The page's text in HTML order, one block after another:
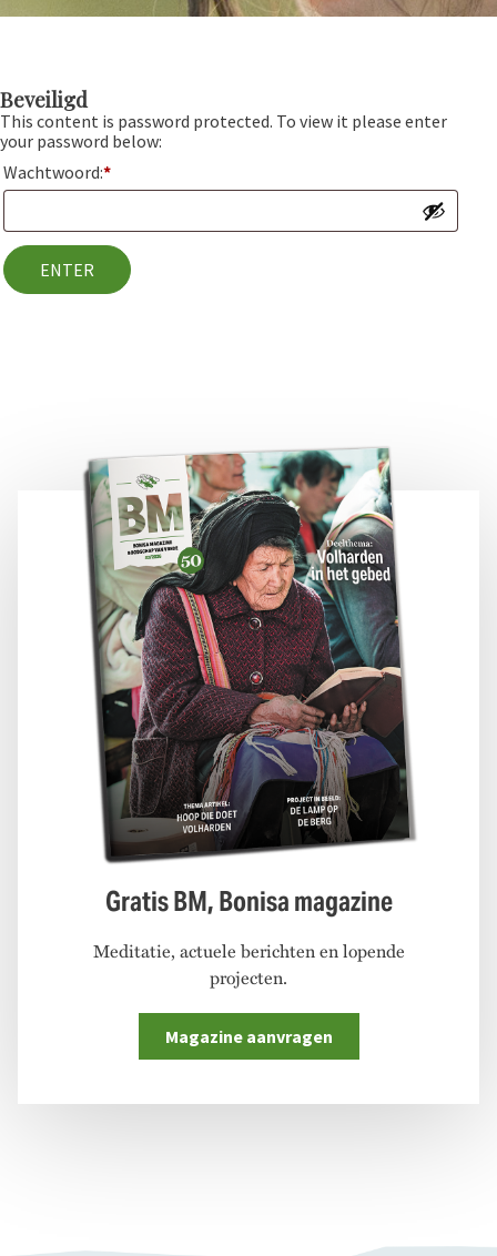
Beveiligd
This content is password protected. To view it please enter
your password below:
Wachtwoord:*
ENTER
Gratis BM, Bonisa magazine
Meditatie, actuele berichten en lopende
projecten.
Magazine aanvragen